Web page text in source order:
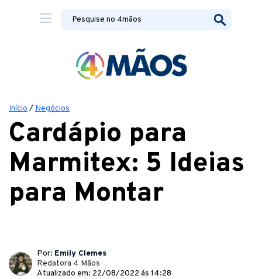
Início / Negócios
Cardápio para
Marmitex: 5 Ideias
para Montar
Por: Emily Clemes
Redatora 4 Mãos
Atualizado em: 22/08/2022 ás 14:28